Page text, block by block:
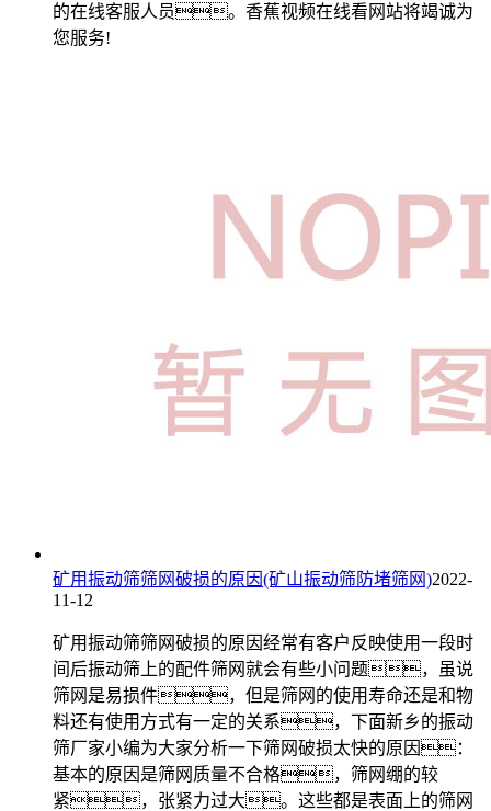
的在线客服人员。香蕉视频在线看网站将竭诚为
您服务!
矿用振动筛筛网破损的原因(矿山振动筛防堵筛网)2022-
11-12
矿用振动筛筛网破损的原因经常有客户反映使用一段时
间后振动筛上的配件筛网就会有些小问题，虽说
筛网是易损件，但是筛网的使用寿命还是和物
料还有使用方式有一定的关系，下面新乡的振动
筛厂家小编为大家分析一下筛网破损太快的原因：
基本的原因是筛网质量不合格，筛网绷的较
紧，张紧力过大。这些都是表面上的筛网